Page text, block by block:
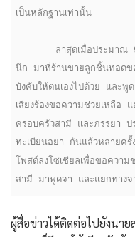
เป็นหลักฐานเท่านั้น
นึก มาที่ร้านขายลูกชิ้นทอดข
บังคับให้ตนเองไปด้วย และพู
เสียงร้องขอความช่วยเหลือ แ
ครอบครัวสามี และภรรยา ป
ทะเบียนอย่า กันแล้วหลายครั้
โพสต์ลงโซเชียลเพื่อขอควา
สามี มาพูดจา และแยกทางจ
ผู้สื่อข่าวได้ติดต่อไปยังนา